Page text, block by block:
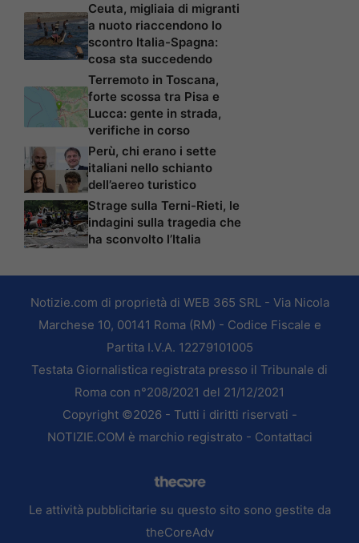
Ceuta, migliaia di migranti
a nuoto riaccendono lo
scontro Italia-Spagna:
cosa sta succedendo
Terremoto in Toscana,
forte scossa tra Pisa e
Lucca: gente in strada,
verifiche in corso
Perù, chi erano i sette
italiani nello schianto
dell’aereo turistico
Strage sulla Terni-Rieti, le
indagini sulla tragedia che
ha sconvolto l’Italia
Notizie.com di proprietà di WEB 365 SRL - Via Nicola
Marchese 10, 00141 Roma (RM) - Codice Fiscale e
Partita I.V.A. 12279101005
Testata Giornalistica registrata presso il Tribunale di
Roma con n°208/2021 del 21/12/2021
Copyright ©2026 - Tutti i diritti riservati -
NOTIZIE.COM è marchio registrato - Contattaci
Le attività pubblicitarie su questo sito sono gestite da
theCoreAdv